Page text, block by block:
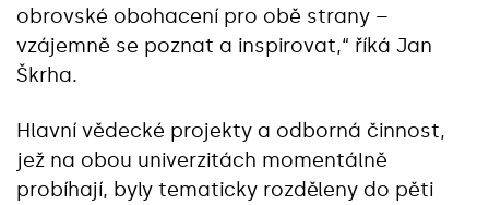
obrovské obohacení pro obě strany –
vzájemně se poznat a inspirovat,“ říká Jan
Škrha.
Hlavní vědecké projekty a odborná činnost,
jež na obou univerzitách momentálně
probíhají, byly tematicky rozděleny do pěti